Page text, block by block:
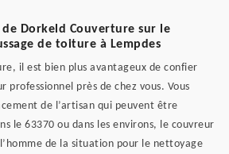
Dorkeld Couverture sur le
de toiture à Lempdes
il est bien plus avantageux de confier
professionnel près de chez vous. Vous
de l’artisan qui peuvent être
le 63370 ou dans les environs, le couvreur
de la situation pour le nettoyage